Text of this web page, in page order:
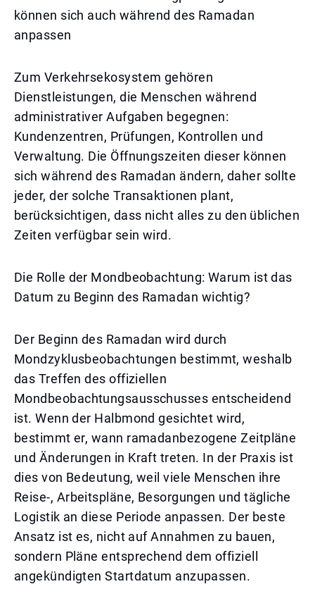
können sich auch während des Ramadan
anpassen
Zum Verkehrsekosystem gehören
Dienstleistungen, die Menschen während
administrativer Aufgaben begegnen:
Kundenzentren, Prüfungen, Kontrollen und
Verwaltung. Die Öffnungszeiten dieser können
sich während des Ramadan ändern, daher sollte
jeder, der solche Transaktionen plant,
berücksichtigen, dass nicht alles zu den üblichen
Zeiten verfügbar sein wird.
Die Rolle der Mondbeobachtung: Warum ist das
Datum zu Beginn des Ramadan wichtig?
Der Beginn des Ramadan wird durch
Mondzyklusbeobachtungen bestimmt, weshalb
das Treffen des offiziellen
Mondbeobachtungsausschusses entscheidend
ist. Wenn der Halbmond gesichtet wird,
bestimmt er, wann ramadanbezogene Zeitpläne
und Änderungen in Kraft treten. In der Praxis ist
dies von Bedeutung, weil viele Menschen ihre
Reise-, Arbeitspläne, Besorgungen und tägliche
Logistik an diese Periode anpassen. Der beste
Ansatz ist es, nicht auf Annahmen zu bauen,
sondern Pläne entsprechend dem offiziell
angekündigten Startdatum anzupassen.